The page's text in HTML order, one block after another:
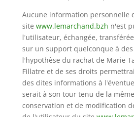
Aucune information personnelle
site www.lemarchand.bzh n'est
l'utilisateur, échangée,
sur un support quelconque à
l'hypothèse du rachat de Marie
Fillatre et de ses droits
des dites informations à
serait à son tour tenu de la
conservation et de modification